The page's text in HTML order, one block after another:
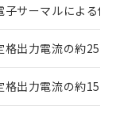
子サーマルによる保
格出力電流の約250
格出力電流の約150